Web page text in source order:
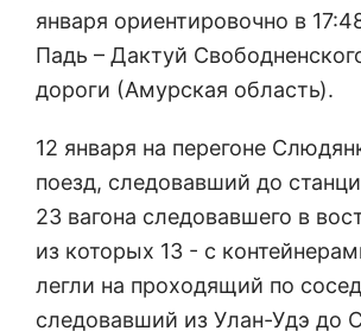
января ориентировочно в
Падь – Дактуй
дороги (Амурская область).
12 января на перегоне
поезд, следовавший до
23 вагона следовавшего в
из которых 13 - с
легли на проходящий по
следовавший из Улан-Удэ до